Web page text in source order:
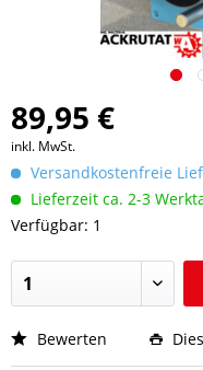
89,95 €
inkl. MwSt.
Versandkostenfreie
Lieferzeit ca. 2-3
Verfügbar: 1
Bewerten